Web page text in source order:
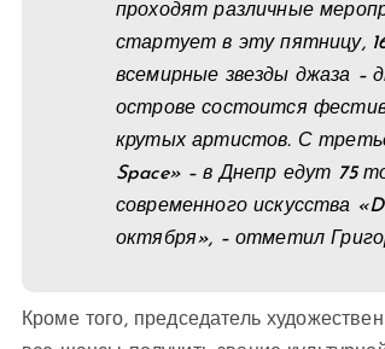
проходят различные
стартует в эту пятницу,
всемирные звезды джаза –
острове состоится
крутых артистов. С
Space» – в Днепр едут 75
современного искусства
октября», – отметил
Кроме того, председатель